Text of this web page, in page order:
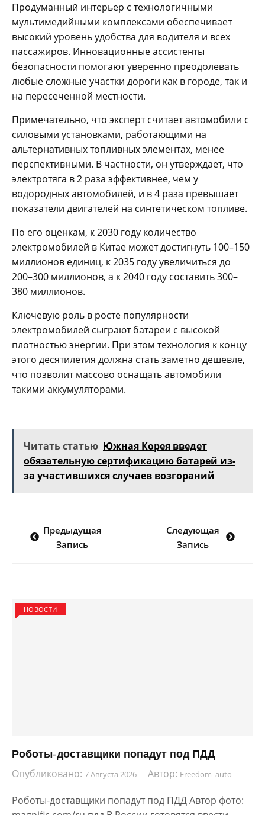
Продуманный интерьер с технологичными
мультимедийными комплексами обеспечивает
высокий уровень удобства для водителя и всех
пассажиров. Инновационные ассистенты
безопасности помогают уверенно преодолевать
любые сложные участки дороги как в городе, так и
на пересеченной местности.
Примечательно, что эксперт считает автомобили с
силовыми установками, работающими на
альтернативных топливных элементах, менее
перспективными. В частности, он утверждает, что
электротяга в 2 раза эффективнее, чем у
водородных автомобилей, и в 4 раза превышает
показатели двигателей на синтетическом топливе.
По его оценкам, к 2030 году количество
электромобилей в Китае может достигнуть 100–150
миллионов единиц, к 2035 году увеличиться до
200–300 миллионов, а к 2040 году составить 300–
380 миллионов.
Ключевую роль в росте популярности
электромобилей сыграют батареи с высокой
плотностью энергии. При этом технология к концу
этого десятилетия должна стать заметно дешевле,
что позволит массово оснащать автомобили
такими аккумуляторами.
Читать статью Южная Корея введет
обязательную сертификацию батарей из-
за участившихся случаев возгораний
по
Предыдущая
Запись
Следующая
Запись
НОВОСТИ
Роботы-доставщики попадут под ПДД
Опубликовано: 7 Августа 2026 Автор: Freedom_auto
Роботы-доставщики попадут под ПДД Автор фото: